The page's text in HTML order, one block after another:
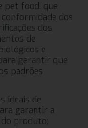
pet food, que
dos
dos
de
e
garantir que
padrões
ideais de
garantir a
produto;